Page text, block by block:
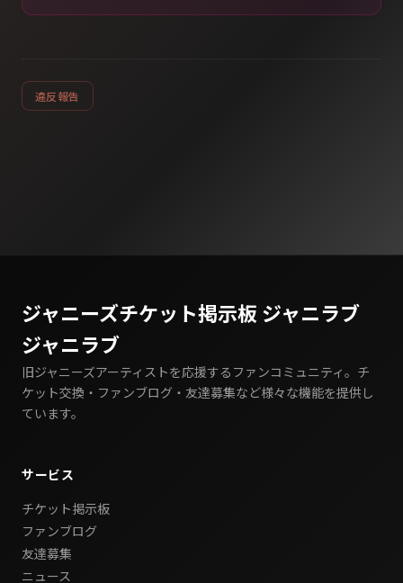
違反報告
ジャニーズチケット掲示板 ジャニラブ
ジャニラブ
旧ジャニーズアーティストを応援するファンコミュニティ。チ
ケット交換・ファンブログ・友達募集など様々な機能を提供し
ています。
サービス
チケット掲示板
ファンブログ
友達募集
ニュース